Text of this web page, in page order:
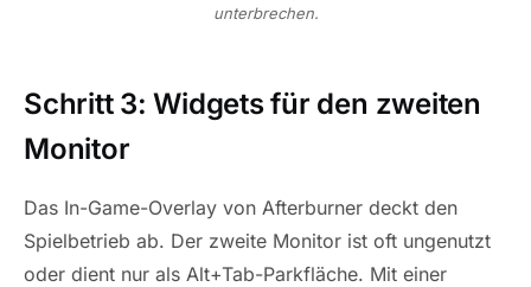
unterbrechen.
Schritt 3: Widgets für den zweiten
Monitor
Das In-Game-Overlay von Afterburner deckt den
Spielbetrieb ab. Der zweite Monitor ist oft ungenutzt
oder dient nur als Alt+Tab-Parkfläche. Mit einer